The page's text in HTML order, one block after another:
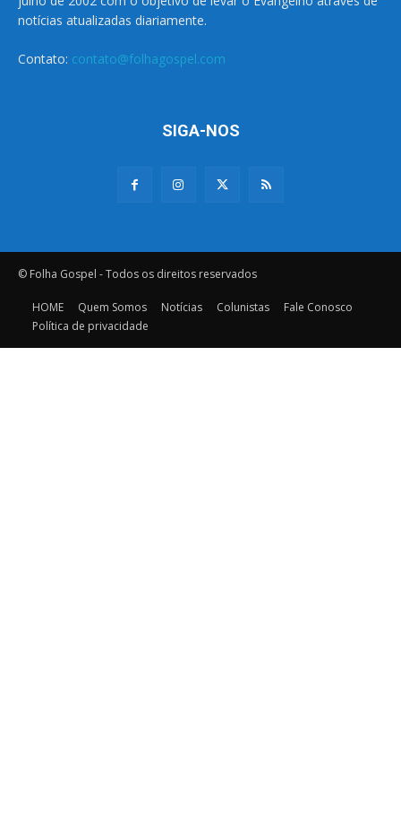
notícias atualizadas diariamente.
Contato: contato@folhagospel.com
SIGA-NOS
© Folha Gospel - Todos os direitos reservados
HOME Quem Somos Notícias Colunistas
Fale Conosco
Política de privacidade